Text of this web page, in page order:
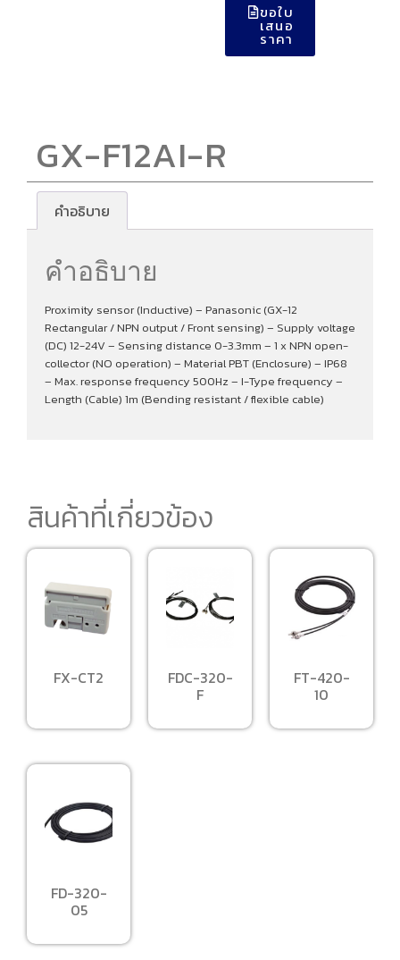
ขอใบ
เสนอ
ราคา
GX-F12AI-R
คำอธิบาย
คำอธิบาย
Proximity sensor (Inductive) – Panasonic (GX-12
Rectangular / NPN output / Front sensing) – Supply voltage
(DC) 12-24V – Sensing distance 0-3.3mm – 1 x NPN open-
collector (NO operation) – Material PBT (Enclosure) – IP68
– Max. response frequency 500Hz – I-Type frequency –
Length (Cable) 1m (Bending resistant / flexible cable)
สินค้าที่เกี่ยวข้อง
FX-CT2 FDC-320-
F
FT-420-
10
FD-320-
05